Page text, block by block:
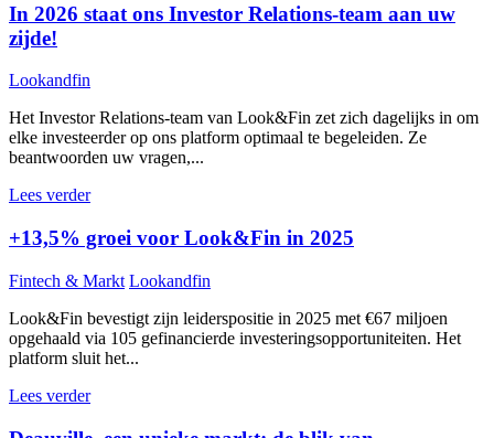
In 2026 staat ons Investor Relations-team aan uw
zijde!
Lookandfin
Het Investor Relations-team van Look&Fin zet zich dagelijks in om
elke investeerder op ons platform optimaal te begeleiden. Ze
beantwoorden uw vragen,...
Lees verder
+13,5% groei voor Look&Fin in 2025
Fintech & Markt Lookandfin
Look&Fin bevestigt zijn leiderspositie in 2025 met €67 miljoen
opgehaald via 105 gefinancierde investeringsopportuniteiten. Het
platform sluit het...
Lees verder